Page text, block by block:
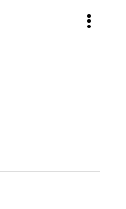
more_vert